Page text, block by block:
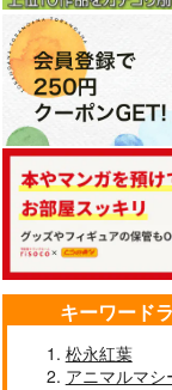
キーワード
松永紅葉
アニマルマシ